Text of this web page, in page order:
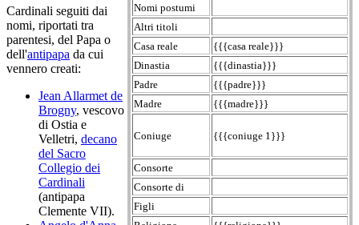
Nomi postumi
Altri titoli
Casa reale
{{{casa reale}}}
Dinastia
{{{dinastia}}}
Padre
{{{padre}}}
Madre
{{{madre}}}
Coniuge {{{coniuge 1}}}
Consorte
Consorte di
Figli
Cardinali seguiti dai
nomi, riportati tra
parentesi, del Papa o
dell'antipapa da cui
vennero creati:
Jean Allarmet de
Brogny, vescovo
di Ostia e
Velletri, decano
del Sacro
Collegio dei
Cardinali
(antipapa
Clemente VII).